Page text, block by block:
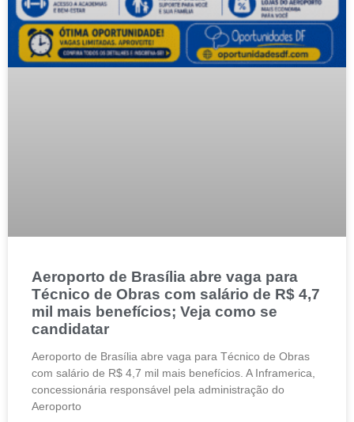
Aeroporto de Brasília abre vaga para
Técnico de Obras com salário de R$ 4,7
mil mais benefícios; Veja como se
candidatar
Aeroporto de Brasília abre vaga para Técnico de Obras
com salário de R$ 4,7 mil mais benefícios. A Inframerica,
concessionária responsável pela administração do
Aeroporto